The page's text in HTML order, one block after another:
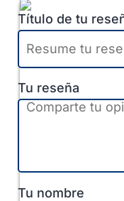
Título de tu
Tu reseña
Tu nombre